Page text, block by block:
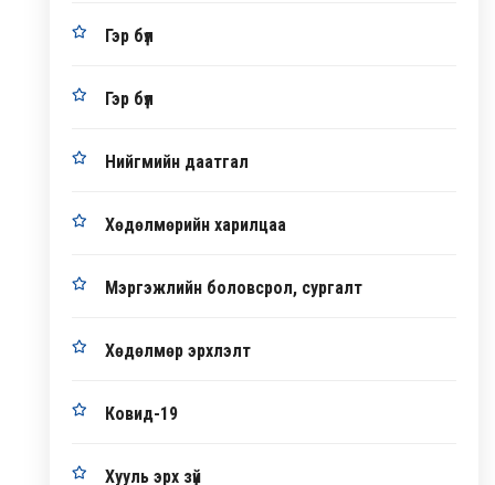
Гэр бүл
Гэр бүл
Нийгмийн даатгал
Хөдөлмөрийн харилцаа
Мэргэжлийн боловсрол, сургалт
Хөдөлмөр эрхлэлт
Ковид-19
Хууль эрх зүй